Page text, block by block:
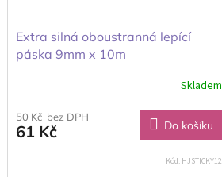
Extra silná oboustranná lepící
páska 9mm x 10m
Skladem
50 Kč bez DPH
61 Kč Do košíku
Kód: HJSTICKY12